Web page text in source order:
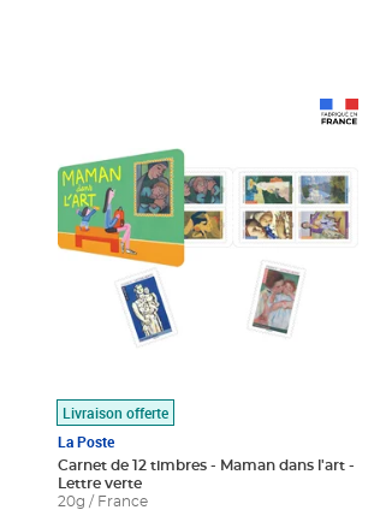
Livraison offerte
La Poste
Carnet de 12 timbres - Maman dans l'art -
Lettre verte
20g / France